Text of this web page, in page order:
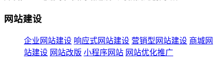
网站建设
企业网站建设 响应式网站建设 营销型网站建设 商城网
站建设 网站改版 小程序网站 网站优化推广